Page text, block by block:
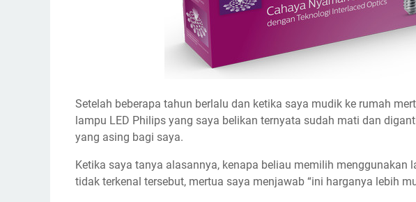
Setelah beberapa tahun berlalu dan ketika saya mudik ke rumah
lampu LED Philips yang saya belikan ternyata sudah mati dan
yang asing bagi saya.
Ketika saya tanya alasannya, kenapa beliau memilih menggunakan
tidak terkenal tersebut, mertua saya menjawab “ini harganya lebih